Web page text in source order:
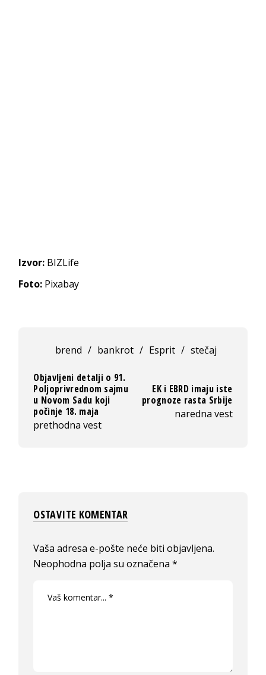
Izvor: BIZLife
Foto: Pixabay
brend / bankrot / Esprit / stečaj
Objavljeni detalji o 91.
Poljoprivrednom sajmu
u Novom Sadu koji
počinje 18. maja
prethodna vest
EK i EBRD imaju iste
prognoze rasta Srbije
naredna vest
OSTAVITE KOMENTAR
Vaša adresa e-pošte neće biti objavljena.
Neophodna polja su označena*